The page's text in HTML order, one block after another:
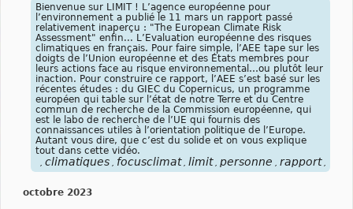
Bienvenue sur LIMIT ! L’agence européenne pour
l’environnement a publié le 11 mars un rapport passé
relativement inaperçu : "The European Climate Risk
Assessment" enfin... L’Evaluation européenne des risques
climatiques en français. Pour faire simple, l’AEE tape sur les
doigts de l’Union européenne et des États membres pour
leurs actions face au risque environnemental…ou plutôt leur
inaction. Pour construire ce rapport, l’AEE s’est basé sur les
récentes études : du GIEC du Copernicus, un programme
européen qui table sur l’état de notre Terre et du Centre
commun de recherche de la Commission européenne, qui
est le labo de recherche de l’UE qui fournis des
connaissances utiles à l’orientation politique de l’Europe.
Autant vous dire, que c’est du solide et on vous explique
tout dans cette vidéo.
climatiques focusclimat limit personne rapport
octobre 2023